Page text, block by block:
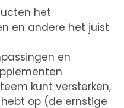
het
en andere het juist
en
kunt versterken,
op (de ernstige